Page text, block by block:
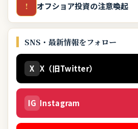
! オフショア投資の注意喚起
SNS・最新情報をフォロー
X X（旧Twitter）
IG Instagram